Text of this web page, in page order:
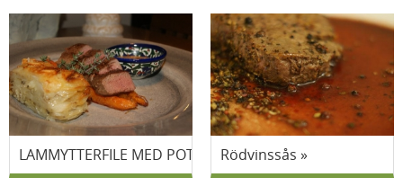
LAMMYTTERFILE MED POTATISTERRIN
Rödvinssås